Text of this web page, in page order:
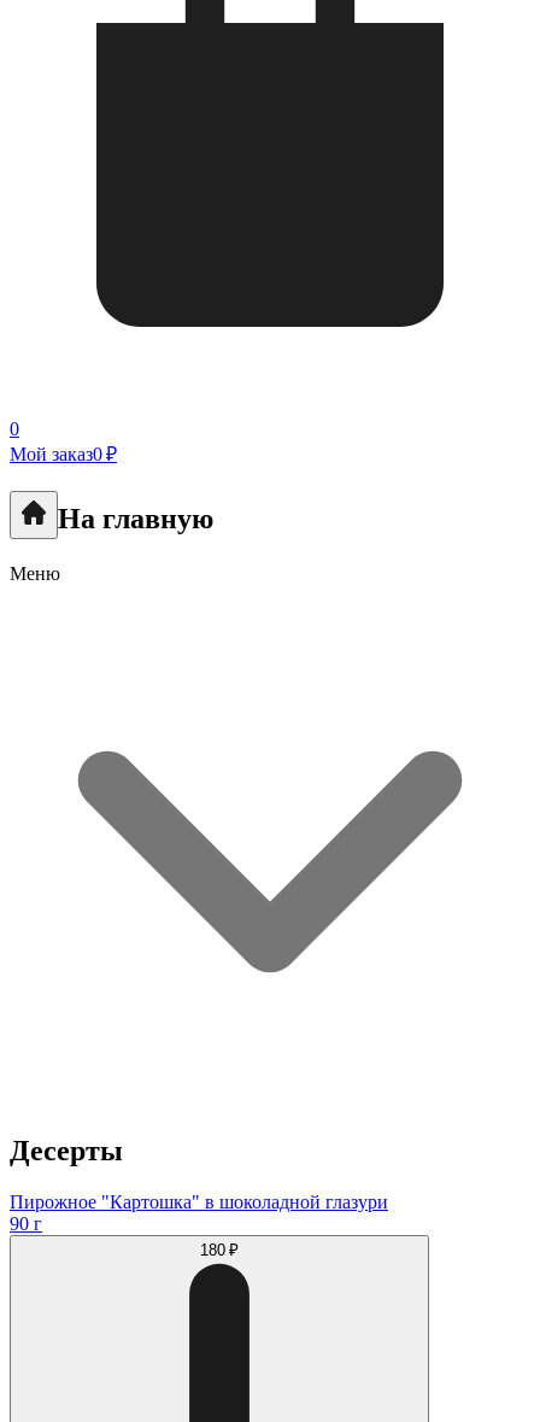
0
Мой заказ0 ₽
На главную
Меню
Десерты
Пирожное "Картошка" в шоколадной глазури
90 г
180 ₽